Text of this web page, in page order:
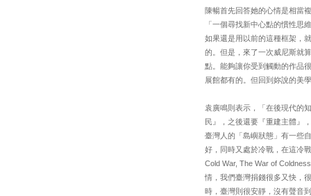
陳暢首先回答她的心情是相當
「一個尋找新中心點的慣性思
如果還是用以前的這種框架，
的。但是，來了一次威尼斯就
點。能夠讓你受到觸動的作品
展館都有的。但回到妳說的美
袁廣鳴則表示，「在後現代的
民』，之後還要『重建主體』
臺灣人的「島嶼狀態」有一些
好，同時又處於冷戰，在這冷
Cold War, The War of
情，我們臺灣捐錢很多又快，
時，臺灣則很安靜，沒有聲音